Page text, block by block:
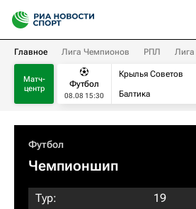
Главное Лига Чемпионов РПЛ
Матч-
центр
Футбол
08.08 15:30
Крылья Советов
Балтика
Футбол
Чемпионшип
Тур:
19